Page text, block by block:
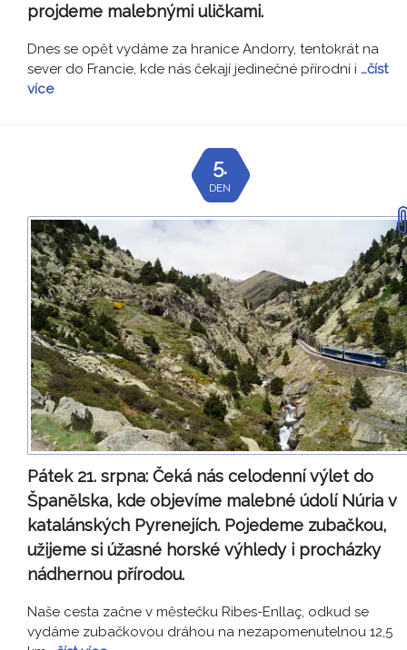
projdeme malebnými uličkami.
Dnes se opět vydáme za hranice Andorry, tentokrát na
sever do Francie, kde nás čekají jedinečné přírodní i …číst
více
5.
DEN
Pátek 21. srpna: Čeká nás celodenní výlet do
Španělska, kde objevíme malebné údolí Núria v
katalánských Pyrenejích. Pojedeme zubačkou,
užijeme si úžasné horské výhledy i procházky
nádhernou přírodou.
Naše cesta začne v městečku Ribes-Enllaç, odkud se
vydáme zubačkovou dráhou na nezapomenutelnou 12,5